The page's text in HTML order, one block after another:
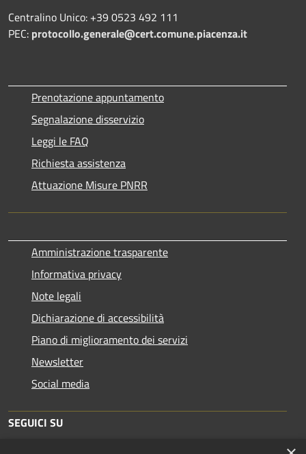
Centralino Unico: +39 0523 492 111
PEC: protocollo.generale@cert.comune.piacenza.it
Prenotazione appuntamento
Segnalazione disservizio
Leggi le FAQ
Richiesta assistenza
Attuazione Misure PNRR
Amministrazione trasparente
Informativa privacy
Note legali
Dichiarazione di accessibilità
Piano di miglioramento dei servizi
Newsletter
Social media
SEGUICI SU